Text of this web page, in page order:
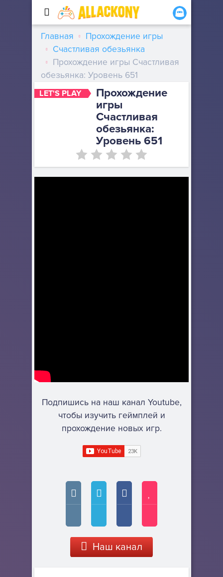
LET'S PLAY
Прохождение
игры
Счастливая
обезьянка:
Уровень 651
Главная
Прохождение игры
Счастливая обезьянка
Прохождение игры Счастливая
обезьянка: Уровень 651
Подпишись на наш канал Youtube,
чтобы изучить геймплей и
прохождение новых игр.
Наш канал